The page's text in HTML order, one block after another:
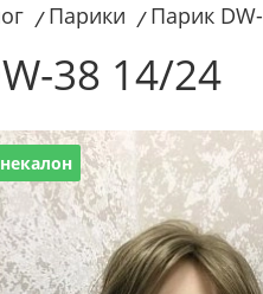
/ Парики / Парик
38 14/24